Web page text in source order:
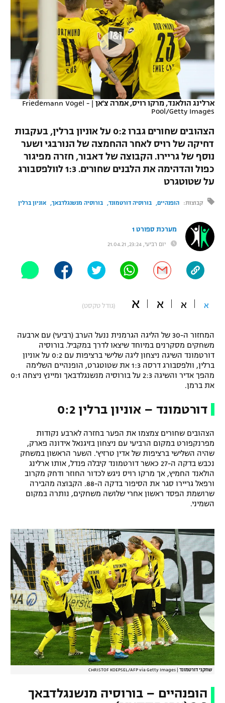
VOD
רץ ברשת
תוצאות
לוח שידורים
ברחבה
"מעל הליגה" – פודקאסט
"מחצית בשכונה" – פודקאסט
משתתפים וזוכים בפרסים
תקנון משתתפים וזוכים בפרסים
תקנון עבור פעילות ספורט 1 – "מרלן"
טניס
גיימינג E-Sports
תנאי שימוש
מדיניות פרטיות
תקנון פעילות ספורט 1
רשיון להקרנה פומבית לבית עסק
הצטרפות לחבילת הערוצים
תגיות
המגזין
נבחרת ישראל
מכבי חיפה
בית"ר ירושלים
מכבי תל אביב
הפועל תל אביב
הפועל חיפה
הפועל באר שבע
מכבי נתניה
בני יהודה
ליגה ספרדית
ליגה איטלקית
ליגה צרפתית
ליגה הולנדית
ליגה סינית
ליגה ברזילאית
כדורסל נשים
מכבי תל אביב
הפועל חולון
הפועל ירושלים
דני אבדיה
יורוליג
יורוקאפ
טניס
כדוריד
שחייה
אגרוף
ספורט אולימפי
UFC
היאבקות WWE
אופניים
ספורט מוטורי
בייסבול MLB
ספורט אתגרי ואקסטרים
אומנויות לחימה
גיימינג E-Sports
ארלינג הולאנד, מרקו רויס, אמרה צ'אן |
Friedemann Vogel -
Pool/Getty Images
הצהובים שחורים גברו 0:2 על אוניון ברלין, בעקבות
דחיקה של רויס לאחר ההחמצה של הנורבגי ושער
נוסף של גריירו. הקבוצה של דאבור, חזרה מפיגור
כפול והדהימה את הלבנים שחורים. 1:3 לוולפסבורג
על שטוטגרט
קבוצות: הופנהיים בורוסיה דורטמונד בורוסיה מנשנגלדבאך אוניון ברלין
מערכת ספורט 1
יום רביעי, 23:24, 21.04.21
א א א א (גודל טקסט)
המחזור ה-30 של הליגה הגרמנית ננעל הערב (רביעי) עם ארבעה
משחקים מסקרנים במיוחד שיצאו לדרך במקביל. בורוסיה
דורטמונד השיגה ניצחון ליגה שלישי ברציפות עם 0:2 על אוניון
ברלין, וולפסבורג דרסה 1:3 את שטוטגרט, הופנהיים השלימה
מהפך אדיר והשיגה 2:3 על בורוסיה מנשנגלדבאך ומיינץ ניצחה 0:1
את ברמן.
דורטמונד – אוניון ברלין 0:2
הצהובים שחורים צמצמו את הפער בחזרה לארבע נקודות
מפרנקפורט במקום הרביעי עם ניצחון בזיגנאל אידונה פארק,
שהיה השלישי ברציפות של אדין טרזיץ'. השער הראשון במשחק
נכבש בדקה ה-27 כאשר דורטמונד קיבלה פנדל, אותו ארלינג
הולאנד החמיץ, אך מרקו רויס ניגש לכדור החוזר ודחק מקרוב
ורפאל גריירו סגר את הסיפור בדקה ה-88. הקבוצה מהבירה
שרושמת הפסד ראשון אחרי שלושה משחקים, נותרה במקום
השמיני.
שחקני דורטמונד CHRISTOF KOEPSEL/AFP via Getty Images
הופנהיים – בורוסיה מנשנגלדבאך